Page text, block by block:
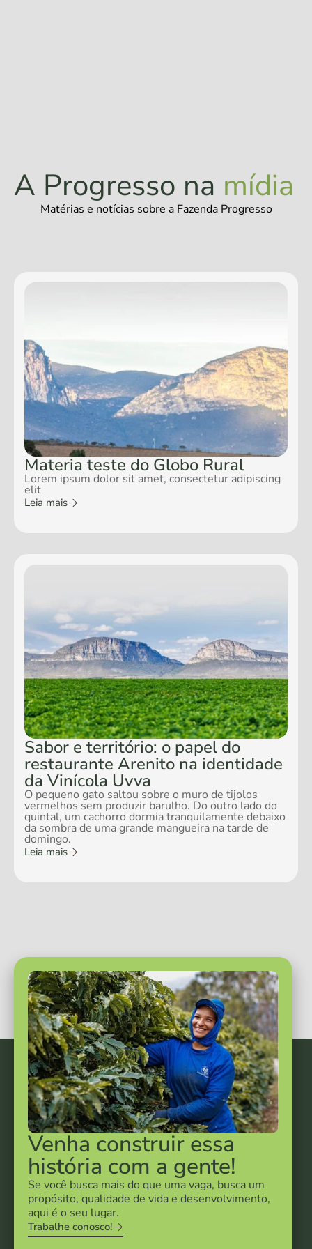
A Progresso na mídia
Matérias e notícias sobre a Fazenda Progresso
Materia teste do Globo Rural
Lorem ipsum dolor sit amet, consectetur adipiscing
elit
Leia mais
Sabor e território: o papel do
restaurante Arenito na identidade
da Vinícola Uvva
O pequeno gato saltou sobre o muro de tijolos
vermelhos sem produzir barulho. Do outro lado do
quintal, um cachorro dormia tranquilamente debaixo
da sombra de uma grande mangueira na tarde de
domingo.
Leia mais
Venha construir essa
história com a gente!
Se você busca mais do que uma vaga, busca um
propósito, qualidade de vida e desenvolvimento,
aqui é o seu lugar.
Trabalhe conosco!